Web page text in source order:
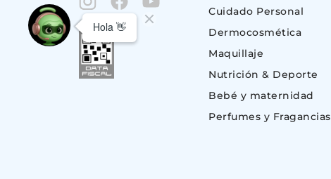
Cuidado Personal
Dermocosmética
Maquillaje
Nutrición & Deporte
Bebé y maternidad
Perfumes y Fragancias